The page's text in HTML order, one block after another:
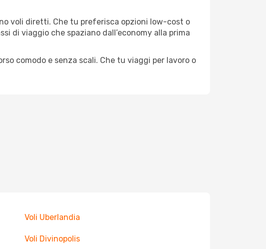
voli diretti. Che tu preferisca opzioni low-cost o
di viaggio che spaziano dall’economy alla prima
comodo e senza scali. Che tu viaggi per lavoro o
Voli Uberlandia
Voli Divinopolis